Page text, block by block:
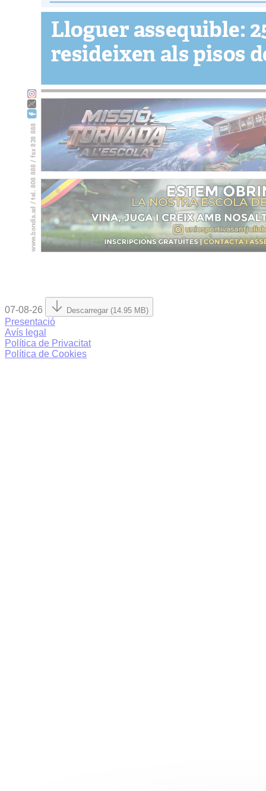
07-08-26 Descarregar (14.95 MB)
Presentació
Avís legal
Política de Privacitat
Política de Cookies